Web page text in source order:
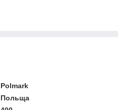
Polmark
Польща